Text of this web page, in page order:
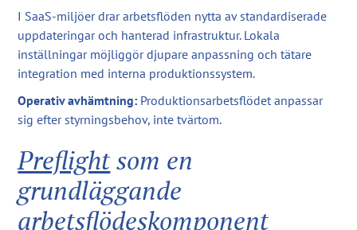
I SaaS-miljöer drar arbetsflöden nytta av standardiserade
uppdateringar och hanterad infrastruktur. Lokala
inställningar möjliggör djupare anpassning och tätare
integration med interna produktionssystem.
Operativ avhämtning: Produktionsarbetsflödet anpassar
sig efter styrningsbehov, inte tvärtom.
Preflightsom en
grundläggande
arbetsflödeskomponent